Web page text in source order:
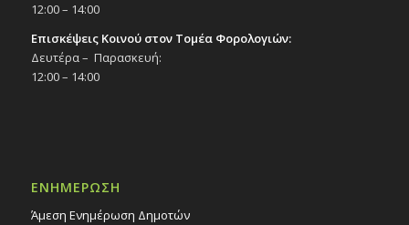
12:00 – 14:00
Επισκέψεις Κοινού στον Τομέα Φορολογιών:
Δευτέρα – Παρασκευή:
12:00 – 14:00
ΕΝΗΜΕΡΩΣΗ
Άμεση Ενημέρωση Δημοτών